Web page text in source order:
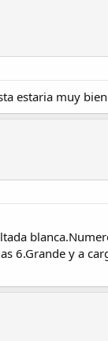
estaria muy
6.Grande y a